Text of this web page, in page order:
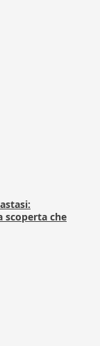
scoperta che